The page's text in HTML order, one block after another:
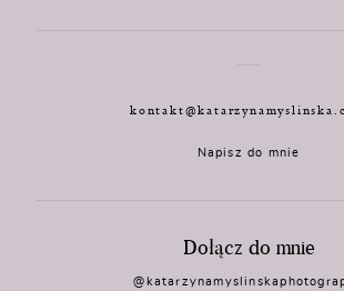
Napisz do mnie
Dołącz do mnie